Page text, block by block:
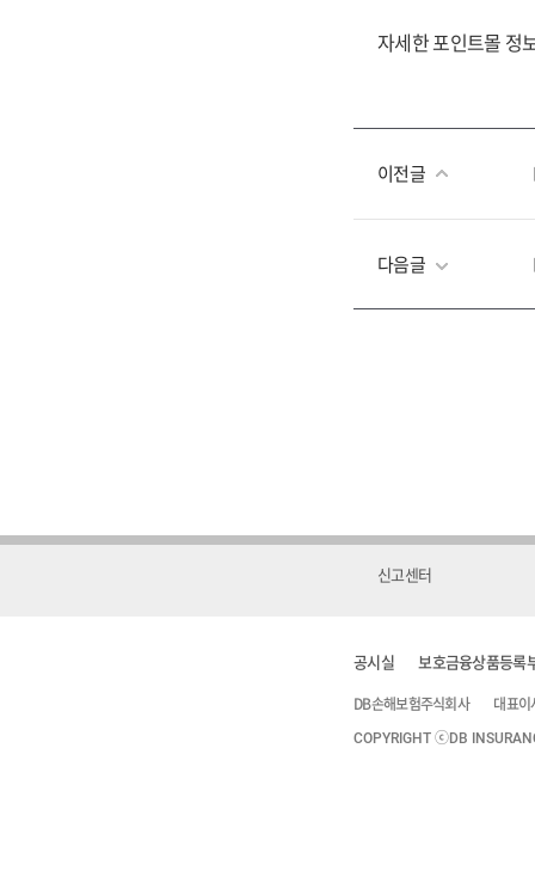
자세한 포인트몰 정
이전글
다음글
신고센터
공시실 보호금융상품등록
DB손해보험주식회사 대표이
COPYRIGHT ⓒDB